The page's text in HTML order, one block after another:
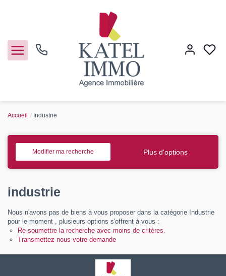
Vendre
Guide de l'immo
Contact
Katel Viager
Accueil Industrie
Modifier ma recherche Plus d'options
industrie
Nous n'avons pas de biens à vous proposer dans la catégorie Industrie
pour le moment , plusieurs options s'offrent à vous :
Re-soumettre la recherche avec moins de critères.
Transmettez-nous votre demande